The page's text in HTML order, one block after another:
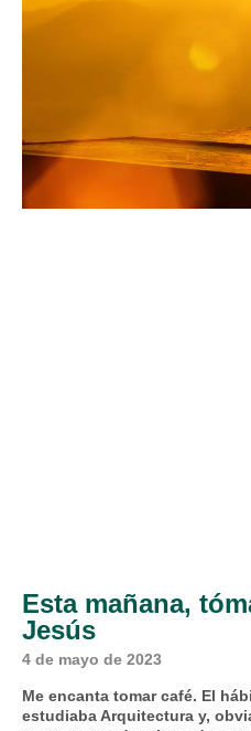
Esta mañana,
Jesús
4 de mayo de 2023
Me encanta tomar café. El
estudiaba Arquitectura y,